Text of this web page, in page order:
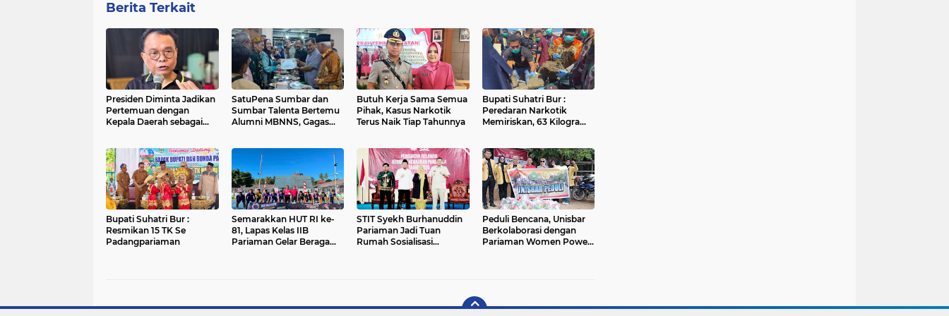
Berita Terkait
Presiden Diminta Jadikan
Pertemuan dengan
Kepala Daerah sebagai
SatuPena Sumbar dan
Sumbar Talenta Bertemu
Alumni MBNNS, Gagas
Budaya
Butuh Kerja Sama Semua
Pihak, Kasus Narkotik
Terus Naik Tiap Tahunnya
Bupati Suhatri Bur :
Peredaran Narkotik
Memiriskan, 63 Kilogram
Bupati Suhatri Bur :
Resmikan 15 TK Se
Padangpariaman
Semarakkan HUT RI ke-
81, Lapas Kelas IIB
Pariaman Gelar Beragam
STIT Syekh Burhanuddin
Pariaman Jadi Tuan
Rumah Sosialisasi
Peduli Bencana, Unisbar
Berkolaborasi dengan
Pariaman Women Power